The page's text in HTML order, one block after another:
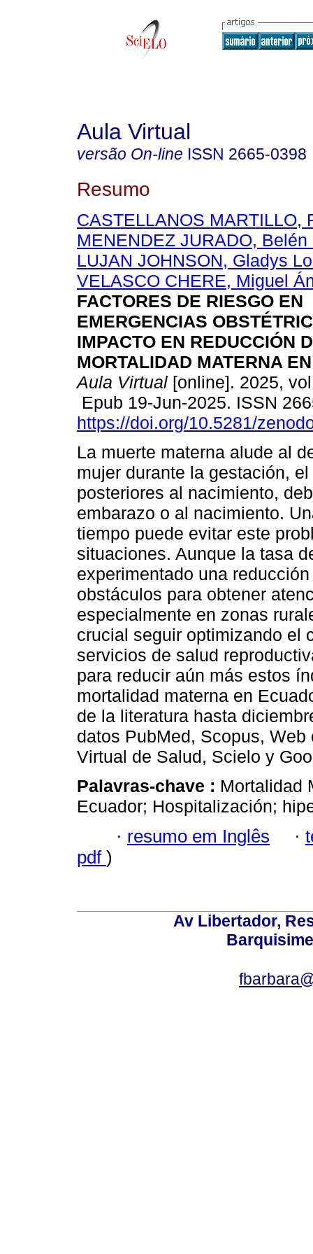
Aula Virtual
versão On-line ISSN 2665-0398
Resumo
CASTELLANOS MARTILLO,
MENENDEZ JURADO,
LUJAN JOHNSON, Gladys
VELASCO CHERE, Miguel
FACTORES DE RIESGO EN
EMERGENCIAS
IMPACTO EN REDUCCIÓN
MORTALIDAD MATERNA
Aula Virtual [online]. 2025,
Epub 19-Jun-2025. ISSN
https://doi.org/10.5281/
La muerte materna alude al
mujer durante la gestación,
posteriores al nacimiento,
embarazo o al nacimiento.
tiempo puede evitar este
situaciones. Aunque la tasa
experimentado una
obstáculos para obtener
especialmente en zonas
crucial seguir optimizando el
servicios de salud
para reducir aún más estos
mortalidad materna en
de la literatura hasta
datos PubMed, Scopus,
Virtual de Salud, Scielo y
Palavras-chave : Mortalidad
Ecuador; Hospitalización;
· resumo em Inglês ·
pdf )
Av Libertador,